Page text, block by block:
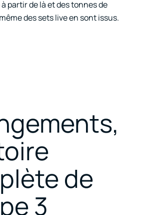
partir de là et des tonnes de
des sets live en sont issus.
de
3